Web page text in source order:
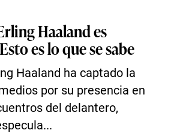
Haaland es
es lo que se sabe
Haaland ha captado la
por su presencia en
del delantero,